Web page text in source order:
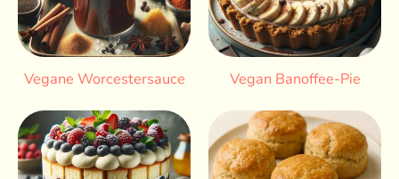
Vegane Worcestersauce Vegan Banoffee-Pie